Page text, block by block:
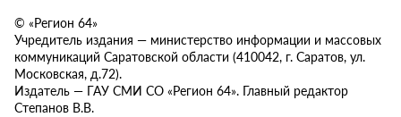
© «Регион 64»
Учредитель издания — министерство информации и массовых
коммуникаций Саратовской области (410042, г. Саратов, ул.
Московская, д.72).
Издатель — ГАУ СМИ СО «Регион 64». Главный редактор
Степанов В.В.